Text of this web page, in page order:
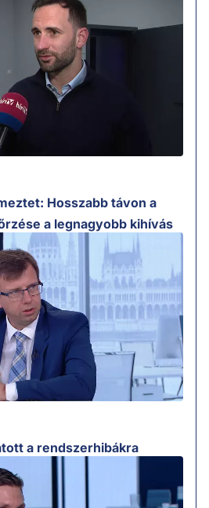
Hosszabb távon a
a legnagyobb kihívás
a rendszerhibákra